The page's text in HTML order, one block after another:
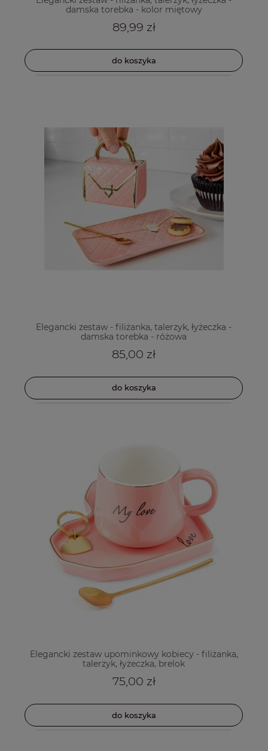
damska torebka - kolor miętowy
89,99 zł
do koszyka
Elegancki zestaw - filiżanka, talerzyk, łyżeczka -
damska torebka - różowa
85,00 zł
do koszyka
Elegancki zestaw upominkowy kobiecy - filiżanka,
talerzyk, łyżeczka, brelok
75,00 zł
do koszyka